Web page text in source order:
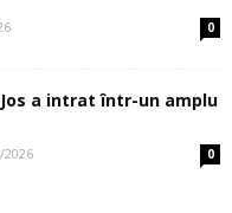
0
a intrat într-un amplu
2026 0